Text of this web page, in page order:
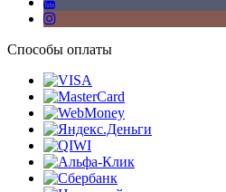
Способы оплаты